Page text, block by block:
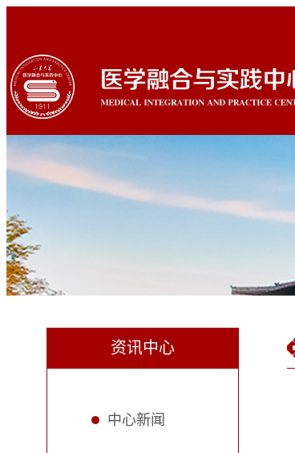
资讯中心
中心新闻